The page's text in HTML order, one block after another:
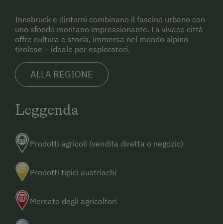
Innsbruck e dintorni combinano il fascino urbano con
uno sfondo montano impressionante. La vivace città
offre cultura e storia, immersa nel mondo alpino
tirolese – ideale per esploratori.
ALLA REGIONE
Leggenda
Prodotti agricoli (vendita diretta o negozio)
Prodotti tipici austriachi
Mercato degli agricoltori